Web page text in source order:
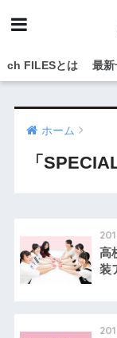
ch FILESとは 最新
ホーム
「
高
装